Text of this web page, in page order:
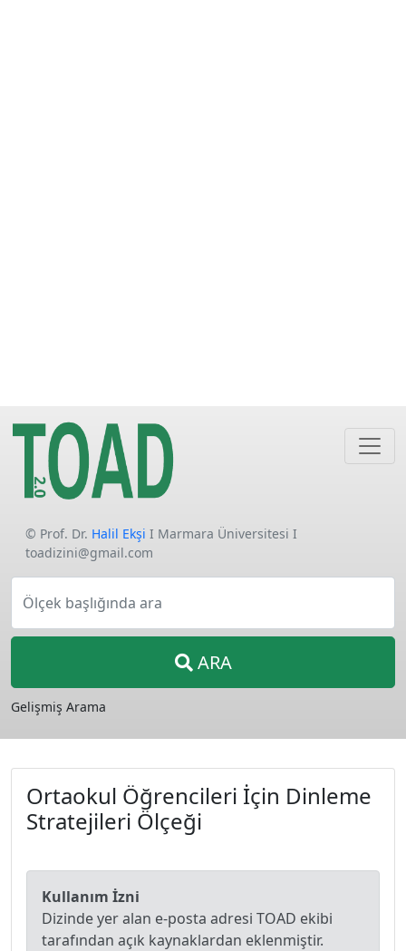
© Prof. Dr. Halil Ekşi I Marmara Üniversitesi I
toadizini@gmail.com
Ölçek başlığında ara
ARA
Gelişmiş Arama
Ortaokul Öğrencileri İçin Dinleme
Stratejileri Ölçeği
Kullanım İzni
Dizinde yer alan e-posta adresi TOAD ekibi
tarafından açık kaynaklardan eklenmiştir.